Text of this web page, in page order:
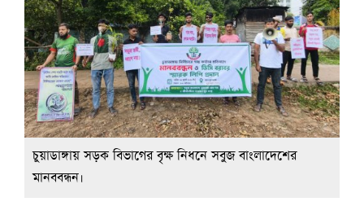
চুয়াডাঙ্গায় সড়ক বিভাগের বৃক্ষ নিধনে সবুজ বাংলাদেশের
মানববন্ধন।